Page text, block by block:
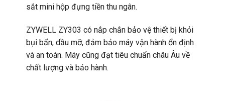
sắt mini hộp đựng tiền thu ngân.
ZYWELL ZY303 có nắp chắn bảo vệ thiết bị khỏi
bụi bẩn, dầu mỡ, đảm bảo máy vận hành ổn định
và an toàn. Máy cũng đạt tiêu chuẩn châu Âu về
chất lượng và bảo hành.